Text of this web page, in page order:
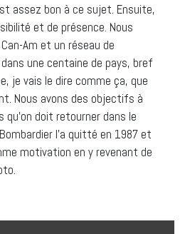
assez bon à ce sujet. Ensuite,
et de présence. Nous
Am et un réseau de
une centaine de pays, bref
je vais le dire comme ça, que
Nous avons des objectifs à
qu’on doit retourner dans le
l’a quitté en 1987 et
motivation en y revenant de